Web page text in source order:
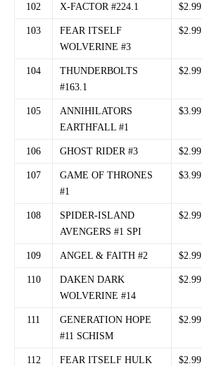
102 X-FACTOR #224.1 $2.99
103
FEAR ITSELF
WOLVERINE #3
$2.99
104
THUNDERBOLTS
#163.1
$2.99
105
ANNIHILATORS
EARTHFALL #1
$3.99
106 GHOST RIDER #3 $2.99
107
GAME OF THRONES
#1
$3.99
108
SPIDER-ISLAND
AVENGERS #1 SPI
$2.99
109 ANGEL & FAITH #2 $2.99
110
DAKEN DARK
WOLVERINE #14
$2.99
111
GENERATION HOPE
#11 SCHISM
$2.99
112
FEAR ITSELF HULK
$2.99